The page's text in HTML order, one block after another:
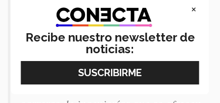
y que dieron sus prácticas
profesionales en Alemania, tales
como jóvenes que tenemos trabajando
en Porsche y Heineken, de aquel
país”, concluyó la académica que
también invitó a más a sumarse a las
×
Recibe nuestro newsletter de
noticias: